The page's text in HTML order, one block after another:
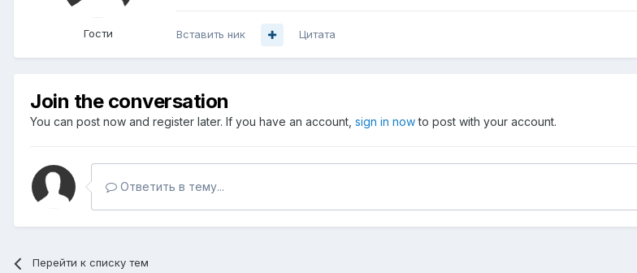
Гости Вставить ник Цитата
Join the conversation
You can post now and register later. If you have an account, sign in nowto post with your account.
Ответить в тему...
Перейти к списку тем